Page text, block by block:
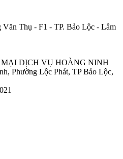
Thụ - F1 - TP. Bảo Lộc - Lâm
DỊCH VỤ HOÀNG NINH
Phường Lộc Phát, TP Bảo Lộc,